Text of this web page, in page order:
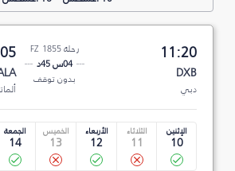
11:20
DXB
دبي
رحلة FZ 1855
04س 45د
بدون توقف
الإثنين
10
الثلاثاء
11
الأربعاء
12
الخميس
13
الجمعة
14